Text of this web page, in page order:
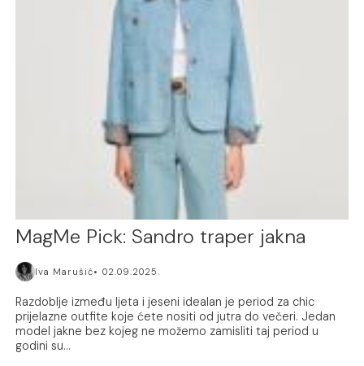
MagMe Pick: Sandro traper jakna
Iva Marušić 02.09.2025.
Razdoblje između ljeta i jeseni idealan je period za chic
prijelazne outfite koje ćete nositi od jutra do večeri. Jedan
model jakne bez kojeg ne možemo zamisliti taj period u
godini su...